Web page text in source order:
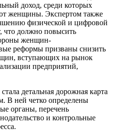
доход, среди которых
женщины. Экспертом также
физической и цифровой
что должно повысить
женщин-
реформы призваны снизить
вступающих на рынок
предприятий,
детальная дорожная карта
В ней четко определены
органы, перечень
и контрольные